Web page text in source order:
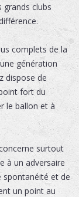
clubs
complets de la
génération
dispose de
fort du
le ballon et à
surtout
à un adversaire
spontanéité et de
un point au